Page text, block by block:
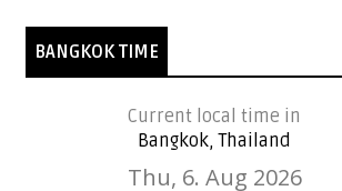
BANGKOK TIME
Current local time in
Bangkok, Thailand